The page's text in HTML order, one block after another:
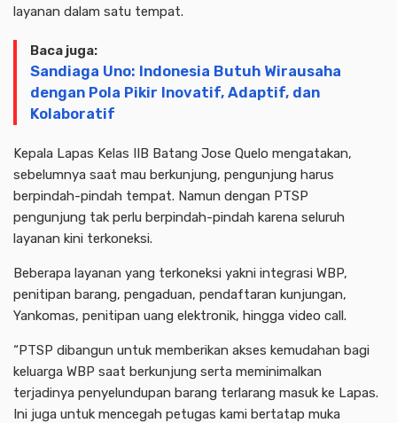
layanan dalam satu tempat.
Baca juga:
Sandiaga Uno: Indonesia Butuh Wirausaha
dengan Pola Pikir Inovatif, Adaptif, dan
Kolaboratif
Kepala Lapas Kelas IIB Batang Jose Quelo mengatakan,
sebelumnya saat mau berkunjung, pengunjung harus
berpindah-pindah tempat. Namun dengan PTSP
pengunjung tak perlu berpindah-pindah karena seluruh
layanan kini terkoneksi.
Beberapa layanan yang terkoneksi yakni integrasi WBP,
penitipan barang, pengaduan, pendaftaran kunjungan,
Yankomas, penitipan uang elektronik, hingga video call.
“PTSP dibangun untuk memberikan akses kemudahan bagi
keluarga WBP saat berkunjung serta meminimalkan
terjadinya penyelundupan barang terlarang masuk ke Lapas.
Ini juga untuk mencegah petugas kami bertatap muka